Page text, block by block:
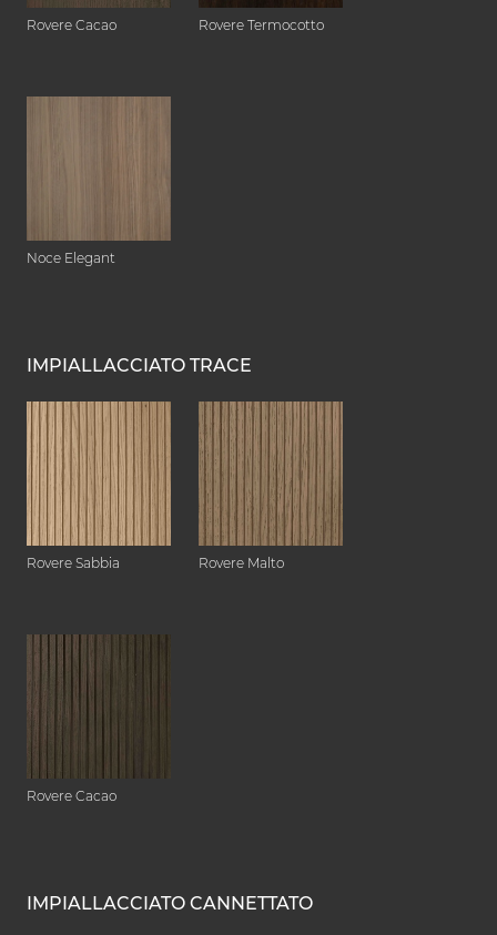
Rovere Cacao Rovere Termocotto
Noce Elegant
IMPIALLACCIATO TRACE
Rovere Sabbia Rovere Malto
Rovere Cacao
IMPIALLACCIATO CANNETTATO